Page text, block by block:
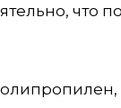
что